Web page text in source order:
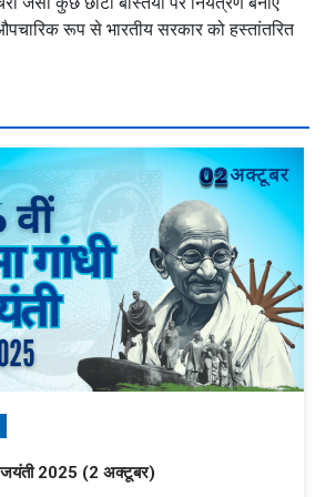
रूप से भारतीय सरकार को हस्तांतरित
जयंती 2025 (2 अक्टूबर)